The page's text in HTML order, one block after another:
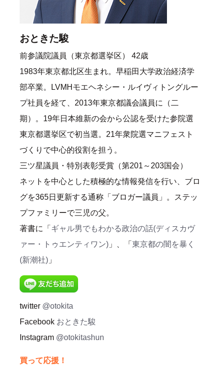
おときた駿
前参議院議員（東京都選挙区） 42歳
1983年東京都北区生まれ。早稲田大学政治経済学
部卒業。LVMHモエヘネシー・ルイヴィトングルー
プ社員を経て、2013年東京都議会議員に（二
期）。19年日本維新の会から公認を受けた参院選
東京都選挙区で初当選。21年衆院選マニフェスト
づくりで中心的役割を担う。
三ツ星議員・特別表彰受賞（第201～203国会）
ネットを中心とした積極的な情報発信を行い、ブロ
グを365日更新する通称「ブロガー議員」。ステッ
プファミリーで三児の父。
著書に「 ギャル男でもわかる政治の話(ディスカヴ
ァー・トゥエンティワン) 」、「 東京都の闇を暴く
(新潮社) 」
twitter @otokita
Facebook おときた駿
Instagram @otokitashun
買って応援！